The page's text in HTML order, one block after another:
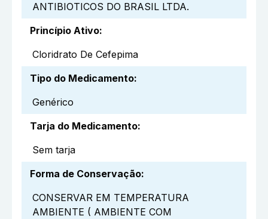
ANTIBIOTICOS DO BRASIL LTDA.
Princípio Ativo:
Cloridrato De Cefepima
Tipo do Medicamento:
Genérico
Tarja do Medicamento:
Sem tarja
Forma de Conservação:
CONSERVAR EM TEMPERATURA
AMBIENTE ( AMBIENTE COM